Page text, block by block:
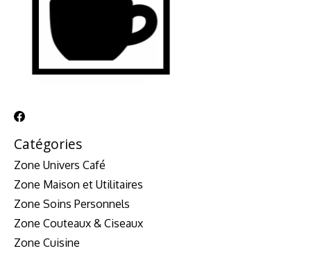
Catégories
Zone Univers Café
Zone Maison et Utilitaires
Zone Soins Personnels
Zone Couteaux & Ciseaux
Zone Cuisine